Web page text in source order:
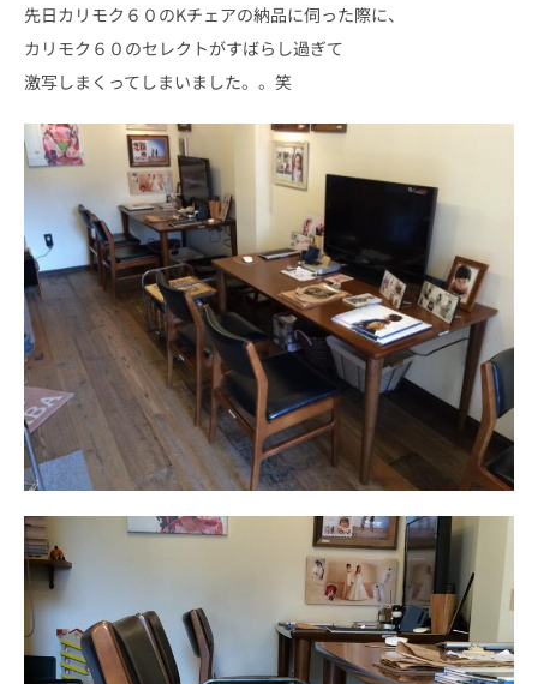
先日カリモク６０のKチェアの納品に伺った際に、
カリモク６０のセレクトがすばらし過ぎて
激写しまくってしまいました。。笑